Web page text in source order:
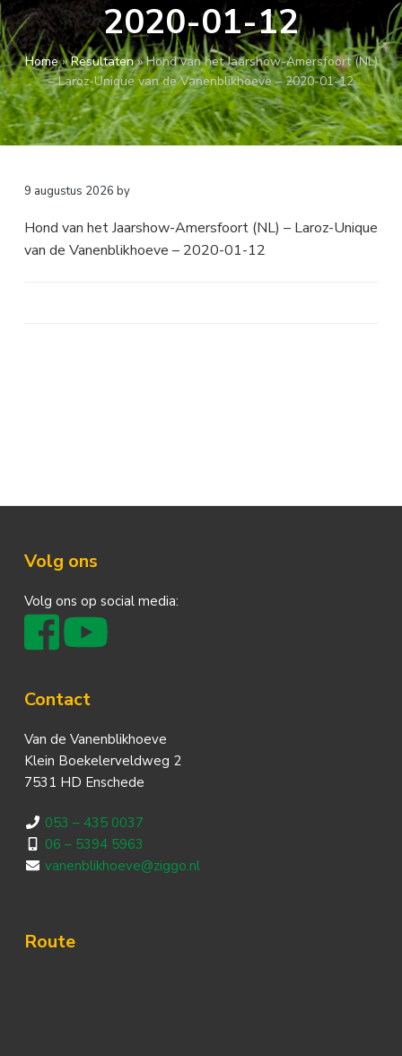
a
v
i
g
a
t
i
o
u
d
k
s
t
2020-01-12
Home»Resultaten»Hond van het Jaarshow-Amersfoort (NL)
– Laroz-Unique van de Vanenblikhoeve – 2020-01-12
9 augustus 2026 by
Hond van het Jaarshow-Amersfoort (NL) – Laroz-Unique
van de Vanenblikhoeve – 2020-01-12
Footer
Volg ons
Volg ons op social media:
Contact
Van de Vanenblikhoeve
Klein Boekelerveldweg 2
7531 HD Enschede
053 – 435 0037
06 – 5394 5963
vanenblikhoeve@ziggo.nl
Route